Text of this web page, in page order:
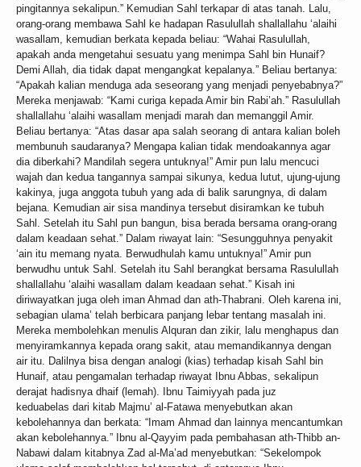
pingitannya sekalipun.” Kemudian Sahl terkapar di atas tanah. Lalu,
orang-orang membawa Sahl ke hadapan Rasulullah shallallahu ‘alaihi
wasallam, kemudian berkata kepada beliau: “Wahai Rasulullah,
apakah anda mengetahui sesuatu yang menimpa Sahl bin Hunaif?
Demi Allah, dia tidak dapat mengangkat kepalanya.” Beliau bertanya:
“Apakah kalian menduga ada seseorang yang menjadi penyebabnya?”
Mereka menjawab: “Kami curiga kepada Amir bin Rabi’ah.” Rasulullah
shallallahu ‘alaihi wasallam menjadi marah dan memanggil Amir.
Beliau bertanya: “Atas dasar apa salah seorang di antara kalian boleh
membunuh saudaranya? Mengapa kalian tidak mendoakannya agar
dia diberkahi? Mandilah segera untuknya!” Amir pun lalu mencuci
wajah dan kedua tangannya sampai sikunya, kedua lutut, ujung-ujung
kakinya, juga anggota tubuh yang ada di balik sarungnya, di dalam
bejana. Kemudian air sisa mandinya tersebut disiramkan ke tubuh
Sahl. Setelah itu Sahl pun bangun, bisa berada bersama orang-orang
dalam keadaan sehat.” Dalam riwayat lain: “Sesungguhnya penyakit
‘ain itu memang nyata. Berwudhulah kamu untuknya!” Amir pun
berwudhu untuk Sahl. Setelah itu Sahl berangkat bersama Rasulullah
shallallahu ‘alaihi wasallam dalam keadaan sehat.” Kisah ini
diriwayatkan juga oleh iman Ahmad dan ath-Thabrani. Oleh karena ini,
sebagian ulama’ telah berbicara panjang lebar tentang masalah ini.
Mereka membolehkan menulis Alquran dan zikir, lalu menghapus dan
menyiramkannya kepada orang sakit, atau memandikannya dengan
air itu. Dalilnya bisa dengan analogi (kias) terhadap kisah Sahl bin
Hunaif, atau pengamalan terhadap riwayat Ibnu Abbas, sekalipun
derajat hadisnya dhaif (lemah). Ibnu Taimiyyah pada juz
keduabelas dari kitab Majmu’ al-Fatawa menyebutkan akan
kebolehannya dan berkata: “Imam Ahmad dan lainnya mencantumkan
akan kebolehannya.” Ibnu al-Qayyim pada pembahasan ath-Thibb an-
Nabawi dalam kitabnya Zad al-Ma’ad menyebutkan: “Sekelompok